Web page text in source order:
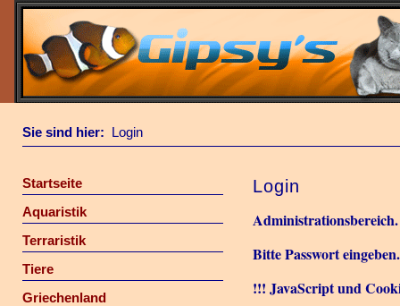
Sie sind hier: Login
Startseite
Aquaristik
Terraristik
Tiere
Griechenland
Login
Administrationsbereich.
Bitte Passwort eingeben.
!!! JavaScript und